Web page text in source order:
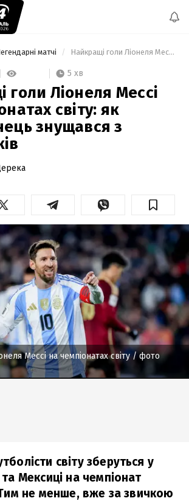
матчі Найкращі голи Ліонеля Мессі на чемпіонатах світу: як аргентинець знущався з суперників
5 хв
голи Ліонеля Мессі
світу: як
знущався з
Мессі на чемпіонатах світу/ фото
світу зберуться у
Мексиці на чемпіонат
не менше, вже за звичкою